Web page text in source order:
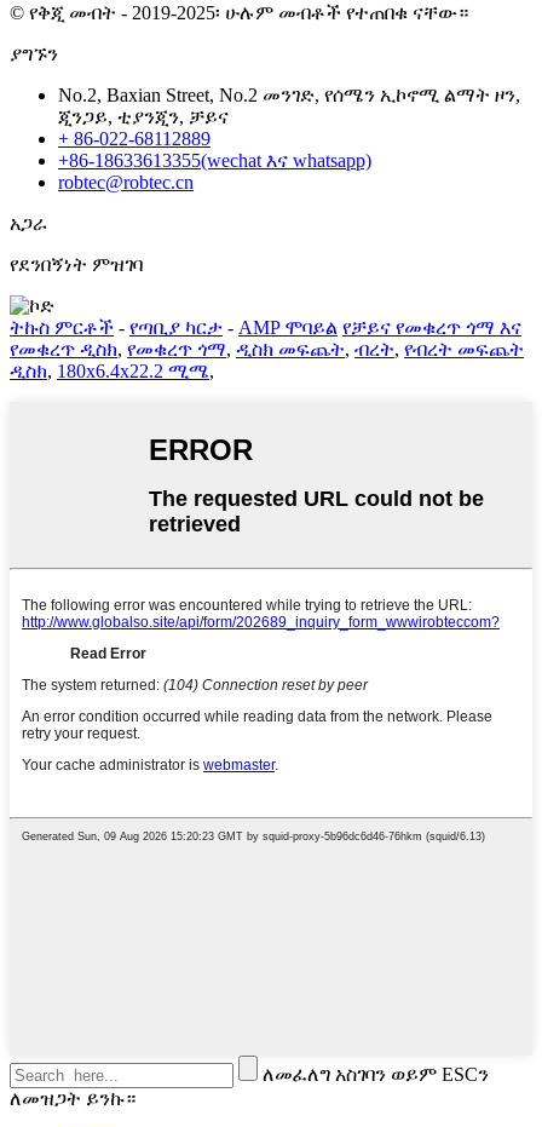
© የቅጂ መብት - 2019-2025፡ ሁሉም መብቶች የተጠበቁ ናቸው።
ያግኙን
No.2, Baxian Street, No.2 መንገድ, የሰሜን ኢኮኖሚ ልማት ዞን,
ጂንጋይ, ቲያንጂን, ቻይና
+ 86-022-68112889
+86-18633613355(wechat እና whatsapp)
robtec@robtec.cn
አጋራ
የደንበኝነት ምዝገባ
ትኩስ ምርቶች - የጣቢያ ካርታ - AMP ሞባይል የቻይና የመቁረጥ ጎማ እና
የመቁረጥ ዲስክ, የመቁረጥ ጎማ, ዲስክ መፍጨት, ብረት, የብረት መፍጨት
ዲስክ, 180x6.4x22.2 ሚሜ,
ለመፈለግ አስገባን ወይም ESCን
ለመዝጋት ይንኩ።